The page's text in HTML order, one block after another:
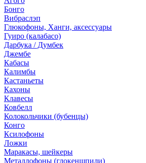
Бонго
Вибраслэп
Глюкофоны, Ханги, аксессуары
Гуиро (калабасо)
Дарбука / Думбек
Джембе
Кабасы
Калимбы
Кастаньеты
Кахоны
Клавесы
Ковбелл
Колокольчики (бубенцы)
Конго
Ксилофоны
Ложки
Маракасы, шейкеры
Металлофоны (глокеншпили)